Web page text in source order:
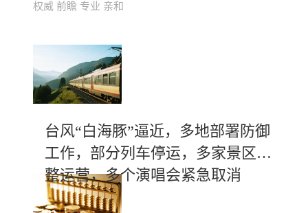
权威 前瞻 专业 亲和
台风“白海豚”逼近，多地部署防御
工作，部分列车停运，多家景区调
整运营，多个演唱会紧急取消